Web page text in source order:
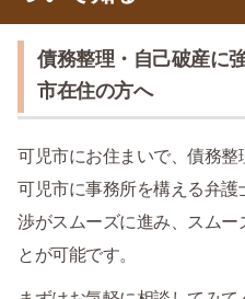
債務整理・自己破産に
市在住の方へ
可児市にお住まいで、債務整
可児市に事務所を構える弁
渉がスムーズに進み、スムー
とが可能です。